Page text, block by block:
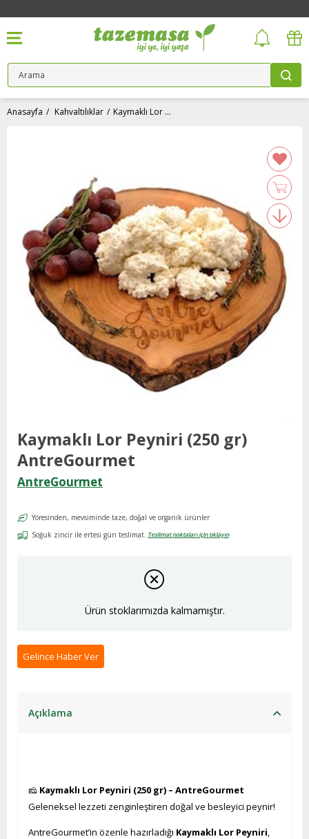
Anasayfa Kahvaltılıklar Kaymaklı Lor Peyniri (250 gr) AntreGourmet
Kaymaklı Lor Peyniri (250 gr)
AntreGourmet
AntreGourmet
Yöresinden, mevsiminde taze, doğal ve organik ürünler
Soğuk zincir ile ertesi gün teslimat. Teslimat noktaları için tıklayın
Ürün stoklarımızda kalmamıştır.
Gelince Haber Ver
Açıklama
🧀 Kaymaklı Lor Peyniri (250 gr) – AntreGourmet
Geleneksel lezzeti zenginleştiren doğal ve besleyici peynir!
AntreGourmet’in özenle hazırladığı Kaymaklı Lor Peyniri,